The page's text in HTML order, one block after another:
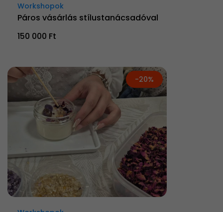
Workshopok
Páros vásárlás stílustanácsadóval
150 000 Ft
-20%